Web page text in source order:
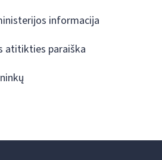
informacija
atitikties paraiška